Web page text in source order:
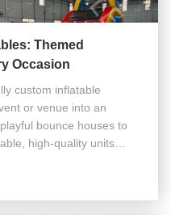
Themed
Occasion
custom inflatable
or venue into an
bounce houses to
high-quality units